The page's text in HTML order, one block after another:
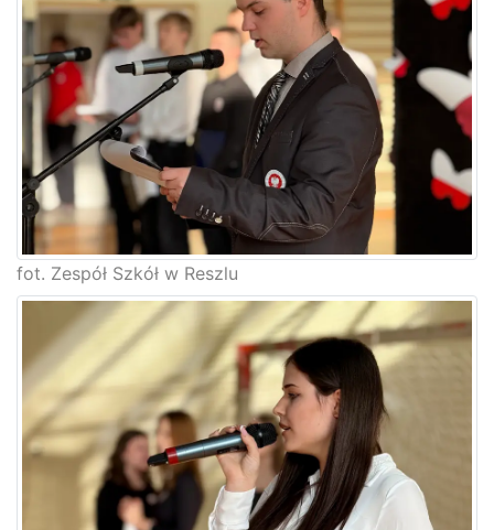
fot. Zespół Szkół w Reszlu